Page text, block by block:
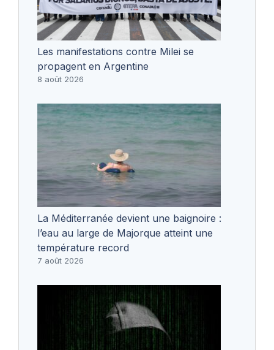
Les manifestations contre Milei se
propagent en Argentine
8 août 2026
La Méditerranée devient une baignoire :
l’eau au large de Majorque atteint une
température record
7 août 2026